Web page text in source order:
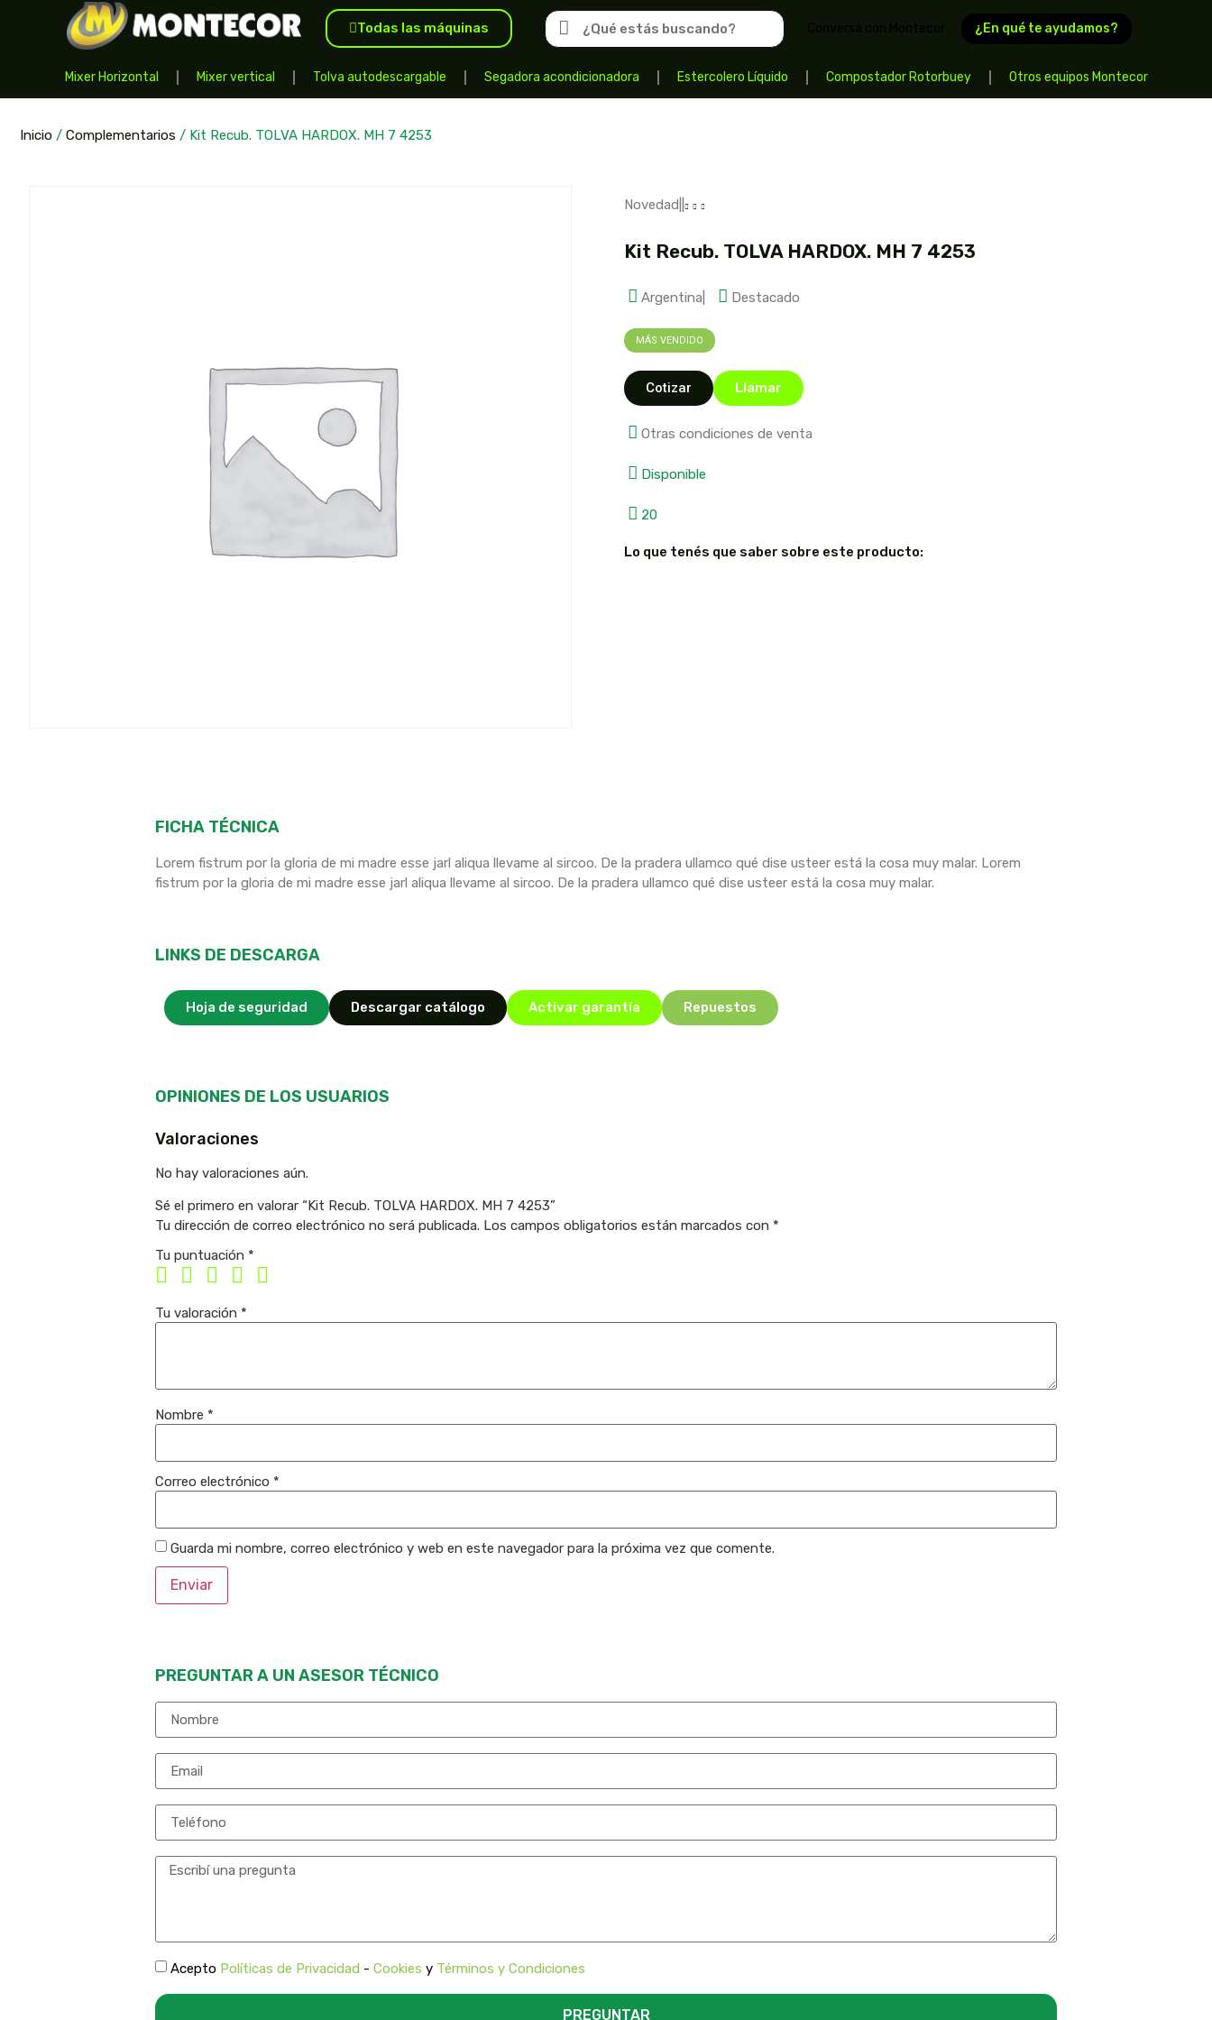
Todas las máquinas ¿En qué te ayudamos?
Mixer Horizontal Mixer vertical Tolva autodescargable Segadora acondicionadora Estercolero Líquido Compostador Rotorbuey Otros equipos Montecor
Inicio / Complementarios / Kit Recub. TOLVA HARDOX. MH 7 4253
Novedad
Kit Recub. TOLVA HARDOX. MH 7 4253
Argentina Destacado
MÁS VENDIDO
Cotizar Llamar
Otras condiciones de venta
Disponible
20
Lo que tenés que saber sobre este producto:
FICHA TÉCNICA
Lorem fistrum por la gloria de mi madre esse jarl aliqua llevame al sircoo. De la pradera ullamco qué dise usteer está la cosa muy malar. Lorem
fistrum por la gloria de mi madre esse jarl aliqua llevame al sircoo. De la pradera ullamco qué dise usteer está la cosa muy malar.
LINKS DE DESCARGA
Hoja de seguridad Descargar catálogo Activar garantía Repuestos
OPINIONES DE LOS USUARIOS
Valoraciones
No hay valoraciones aún.
Sé el primero en valorar “Kit Recub. TOLVA HARDOX. MH 7 4253”
Tu dirección de correo electrónico no será publicada. Los campos obligatorios están marcados con *
Tu puntuación *
Tu valoración *
Nombre *
Correo electrónico *
Guarda mi nombre, correo electrónico y web en este navegador para la próxima vez que comente.
PREGUNTAR A UN ASESOR TÉCNICO
Acepto Políticas de Privacidad - Cookies y Términos y Condiciones
PREGUNTAR